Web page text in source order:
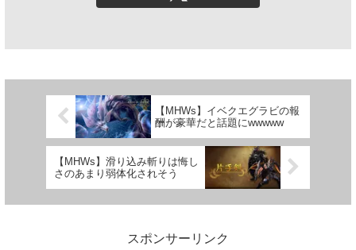
【MHWs】イベクエグラビの報
酬が豪華だと話題にwwwww
【MHWs】滑り込み斬りは悔し
さのあまり弱体化されそう
スポンサーリンク